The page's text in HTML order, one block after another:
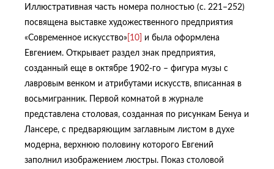
Иллюстративная часть номера полностью (с. 221–252)
посвящена выставке художественного предприятия
«Современное искусство» [10]
и была оформлена
Евгением. Открывает раздел знак предприятия,
созданный еще в октябре 1902-го – фигура музы с
лавровым венком и атрибутами искусств, вписанная в
восьмигранник. Первой комнатой в журнале
представлена столовая, созданная по рисункам Бенуа и
Лансере, с предваряющим заглавным листом в духе
модерна, верхнюю половину которого Евгений
заполнил изображением люстры. Показ столовой